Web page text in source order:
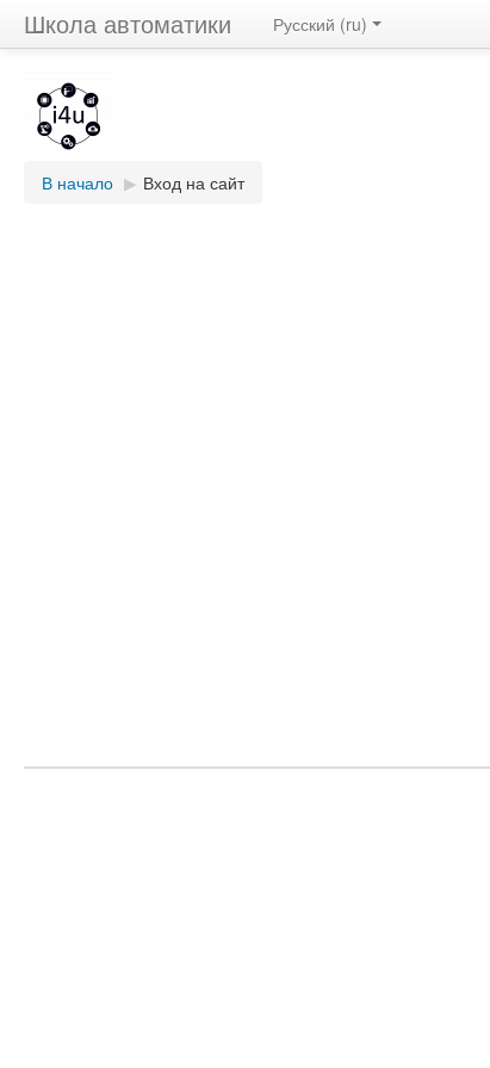
Школа автоматики Русский ‎(ru)‎
В начало ▶︎ Вход на сайт